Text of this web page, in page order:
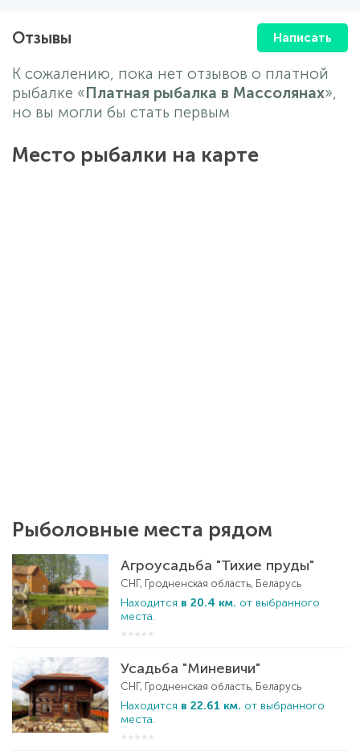
Отзывы Написать
К сожалению, пока нет отзывов о платной
рыбалке «Платная рыбалка в Массолянах»,
но вы могли бы стать первым
Место рыбалки на карте
Рыболовные места рядом
Агроусадьба "Тихие пруды"
СНГ, Гродненская область, Беларусь
Находится в 20.4 км. от выбранного
места.
Усадьба "Миневичи"
СНГ, Гродненская область, Беларусь
Находится в 22.61 км. от выбранного
места.